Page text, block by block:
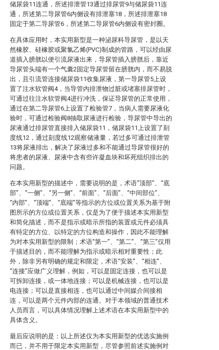
储尿袋11连通，所述排泄管13通过排尿管9与储尿袋11连
通，所述第二导尿管6内侧设有排泄塞18，所述排泄塞18
固定于第二导尿管6，所述第二导尿管6内侧设有密封圈。
在具体应用时，本实用新型是一种泌尿科导尿管，是以天
然橡胶、硅橡胶或聚氯乙烯(PVC)制成的管路，可以经由尿
道插入膀胱以便引流尿液出来，导尿管插入膀胱后，靠近
导尿管头端有一个气囊2固定导尿管留在膀胱内，而不易脱
出，且引流管连接储尿袋11收集尿液，第一导尿管5上设
置了注水软管阀4，当导管内排泄物过脏或堵塞排尿管时，
可通过往注水软管阀4进行冲洗，保证导尿管的正常使用，
通过在第二导尿管6上设置了检验管7，当病人需要尿液化
验时，可通过检验阀8抽取尿液进行检验，导尿管中导出的
尿液通过排尿管直接排入储尿袋11，储尿袋11上设置了刻
度线12，通过刻度线12观察储液量，若过多可通过排泄管
13将尿液排出，解决了尿液过多和不能通过导尿管很好的
将患者的尿液、尿液中含有些许凝血块和坏死组织排出的
问题。
在本实用新型的描述中，需要说明的是，术语“顶部”、“底
部”、“一侧”、“另一侧”、“前面”、“后面”、“中间部位”、
“内部”、“顶端”、“底端”等指示的方位或位置关系为基于附
图所示的方位或位置关系，仅是为了便于描述本实用新型
和简化描述，而不是指示或暗示所指的装置或元件必须具
有特定的方位、以特定的方位构造和操作，因此不能理解
为对本实用新型的限制；术语“第一”、“第二”、“第三”仅用
于描述目的，而不能理解为指示或暗示相对重要性；此
外，除非另有明确的规定和限定，术语“安装”、“相连”、
“连接”应做广义理解，例如，可以是固定连接，也可以是
可拆卸连接，或一体地连接；可以是机械连接，也可以是
电连接；可以是直接相连，也可以通过中间媒介间接相
连，可以是两个元件内部的连通。对于本领域的普通技术
人员而言，可以具体情况理解上述术语在本实用新型中的
具体含义。
最后应说明的是：以上所述仅为本实用新型的优选实施例
而已，并不用于限定本实用新型，尽管参照前述实施例对